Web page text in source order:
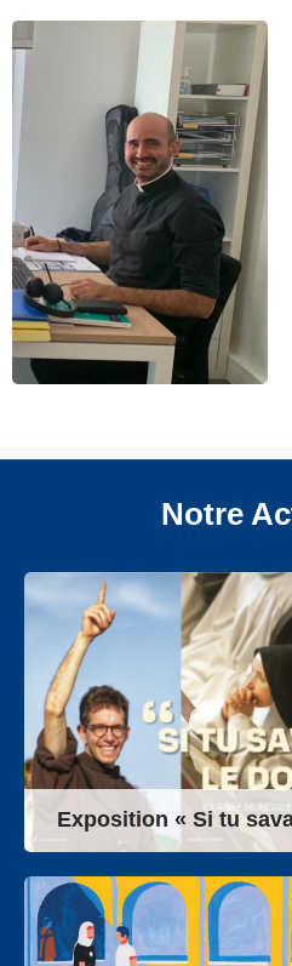
Notre
Exposition « Si tu